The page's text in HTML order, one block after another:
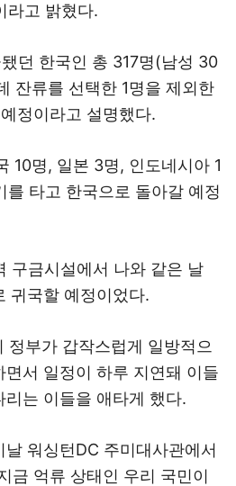
라고 밝혔다.
던 한국인 총 317명(남성 30
잔류를 선택한 1명을 제외한
정이라고 설명했다.
10명, 일본 3명, 인도네시아 1
를 타고 한국으로 돌아갈 예정
구금시설에서 나와 같은 날
귀국할 예정이었다.
정부가 갑작스럽게 일방적으
면서 일정이 하루 지연돼 이들
는 이들을 애타게 했다.
워싱턴DC 주미대사관에서
금 억류 상태인 우리 국민이